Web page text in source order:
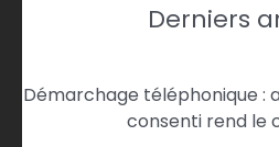
Derniers
Démarchage téléphonique :
consenti rend le